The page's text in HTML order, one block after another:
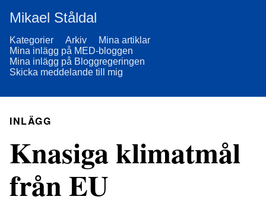
Mikael Ståldal
Kategorier Arkiv
Mina artiklar
Mina inlägg på MED-bloggen
Mina inlägg på Bloggregeringen
Skicka meddelande till mig
INLÄGG
Knasiga klimatmål
från EU